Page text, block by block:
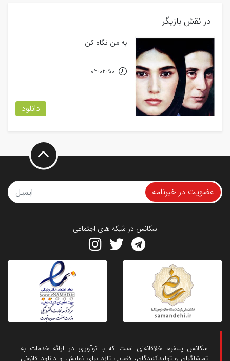
در نقش بازیگر
به من نگاه کن
دانلود
02:02:50
عضویت در خبرنامه
سکانس در شبکه های اجتماعی
سکانس پلتفرم خلاقانه‌ای است که با نوآوری در ارائه خدمات به
تماشاگران و تولیدکنندگان، فضایی تازه برای نمایش و دانلود قانونی